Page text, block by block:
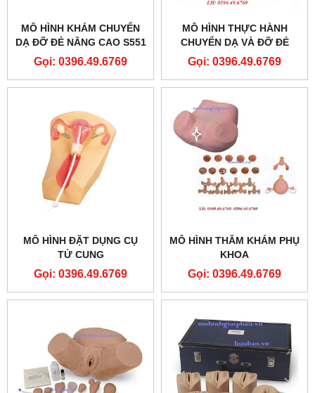
MÔ HÌNH KHÁM CHUYỂN
DẠ ĐỠ ĐẺ NÂNG CAO S551
GAUMARD
Gọi: 0396.49.6769
MÔ HÌNH THỰC HÀNH
CHUYỂN DẠ VÀ ĐỠ ĐẺ
Gọi: 0396.49.6769
MÔ HÌNH ĐẶT DỤNG CỤ
TỬ CUNG
Gọi: 0396.49.6769
MÔ HÌNH THĂM KHÁM PHỤ
KHOA
Gọi: 0396.49.6769